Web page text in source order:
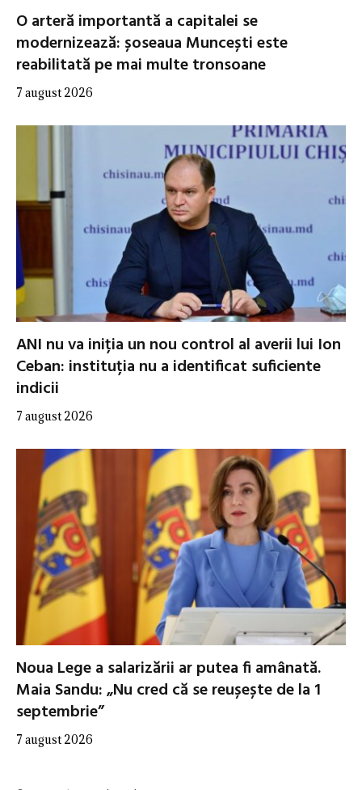
O arteră importantă a capitalei se
modernizează: șoseaua Muncești este
reabilitată pe mai multe tronsoane
7 august 2026
ANI nu va iniția un nou control al averii lui Ion
Ceban: instituția nu a identificat suficiente
indicii
7 august 2026
Noua Lege a salarizării ar putea fi amânată.
Maia Sandu: „Nu cred că se reușește de la 1
septembrie”
7 august 2026